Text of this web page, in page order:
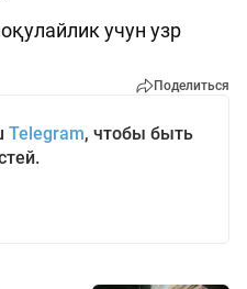
учун узр
Поделиться
Telegram, чтобы быть